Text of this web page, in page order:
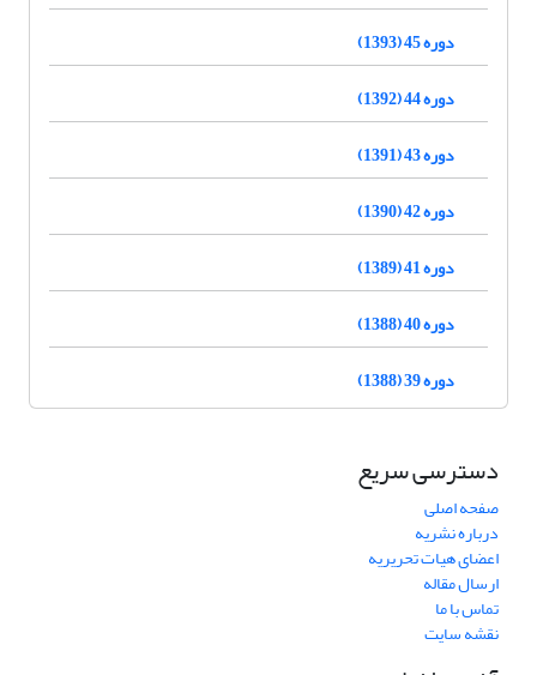
دوره 45 (1393)
دوره 44 (1392)
دوره 43 (1391)
دوره 42 (1390)
دوره 41 (1389)
دوره 40 (1388)
دوره 39 (1388)
دسترسی سریع
صفحه اصلی
درباره نشریه
اعضای هیات تحریریه
ارسال مقاله
تماس با ما
نقشه سایت